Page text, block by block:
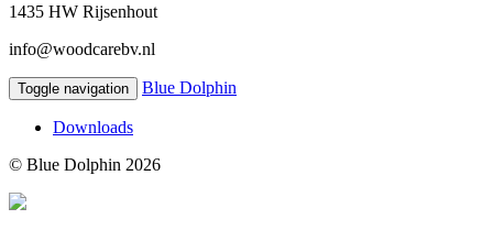
1435 HW Rijsenhout
info@woodcarebv.nl
Toggle navigation Blue Dolphin
Downloads
© Blue Dolphin 2026